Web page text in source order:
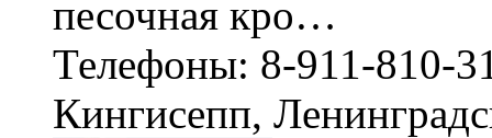
песочная кро…
Телефоны: 8-911-810-
Кингисепп,